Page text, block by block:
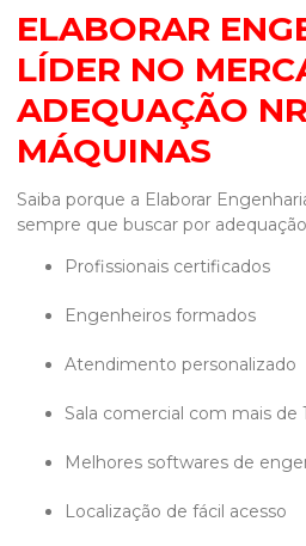
ELABORAR
LÍDER NO
ADEQUAÇÃO
MÁQUINAS
Saiba porque a Elaborar
sempre que buscar por
profissionais certificados
engenheiros formados
atendimento personalizado
sala comercial com mais de
melhores softwares de
localização de fácil acesso